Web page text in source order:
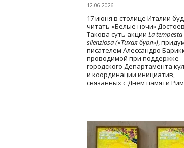
12.06.2026
17 июня в столице Италии
читать «Белые ночи»
Такова суть акции La tempesta
silenziosa («Тихая буря»),
писателем Алессандро
проводимой при поддержке
городского Департамента
и координации инициатив,
связанных с Днем памяти